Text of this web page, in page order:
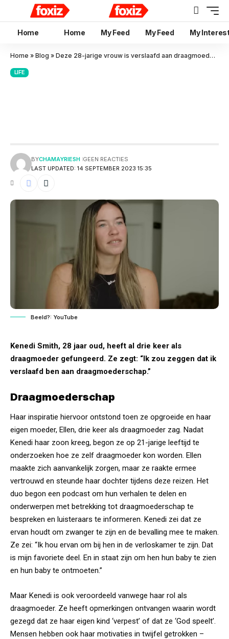
Home Home My Feed My Feed My
Home » Blog » Deze 28-jarige vrouw is verslaafd aan draagmoederschap”
LIFE
LAST UPDATED: 14 SEPTEMBER 2023 15:35
BYCHAMAYRIESH GEEN REACTIES
Beeld?: YouTube
Kenedi Smith, 28 jaar oud, heeft al drie keer als
draagmoeder gefungeerd. Ze zegt: “Ik zou zeggen dat ik
verslaafd ben aan draagmoederschap.”
Draagmoederschap
Haar inspiratie hiervoor ontstond toen ze opgroeide en haar
eigen moeder, Ellen, drie keer als draagmoeder zag. Nadat
Kenedi haar zoon kreeg, begon ze op 21-jarige leeftijd te
onderzoeken hoe ze zelf draagmoeder kon worden. Ellen
maakte zich aanvankelijk zorgen, maar ze raakte ermee
vertrouwd en steunde haar dochter tijdens deze reizen. Het
duo begon een podcast om hun verhalen te delen en
onderwerpen met betrekking tot draagmoederschap te
bespreken en luisteraars te informeren. Kenedi zei dat ze
ervan houdt om zwanger te zijn en de bevalling mee te maken.
Ze zei: “Ik hou ervan om bij hen in de verloskamer te zijn. Dat
is mijn favoriete deel. En in staat zijn om hen hun baby te zien
en hun baby te ontmoeten.”
Maar Kenedi is ook veroordeeld vanwege haar rol als
draagmoeder. Ze heeft opmerkingen ontvangen waarin wordt
gezegd dat ze haar eigen kind ‘verpest’ of dat ze ‘God speelt’.
Mensen hebben ook haar motivaties in twijfel getrokken –